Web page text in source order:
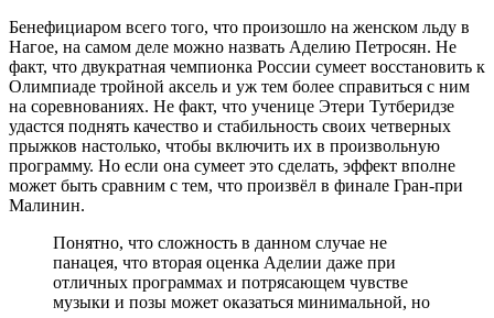
Бенефициаром всего того, что произошло на женском льду в
Нагое, на самом деле можно назвать Аделию Петросян. Не
факт, что двукратная чемпионка России сумеет восстановить к
Олимпиаде тройной аксель и уж тем более справиться с ним
на соревнованиях. Не факт, что ученице Этери Тутберидзе
удастся поднять качество и стабильность своих четверных
прыжков настолько, чтобы включить их в произвольную
программу. Но если она сумеет это сделать, эффект вполне
может быть сравним с тем, что произвёл в финале Гран-при
Малинин.
Понятно, что сложность в данном случае не
панацея, что вторая оценка Аделии даже при
отличных программах и потрясающем чувстве
музыки и позы может оказаться минимальной, но